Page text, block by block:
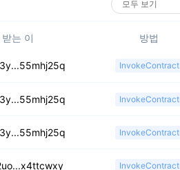
받는 이 방법
InvokeContract
InvokeContract
InvokeContract
InvokeContract